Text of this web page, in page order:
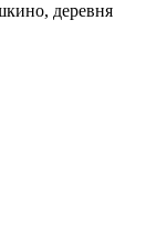
деревня